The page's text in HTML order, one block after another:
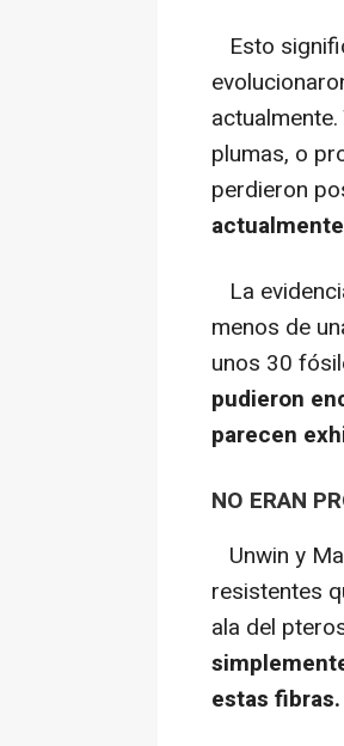
Esto
plumas, o
perdieron
La
menos de
unos 30
pudieron
parecen
NO ERAN
Unwin y
resistentes
ala del
estas fibras.